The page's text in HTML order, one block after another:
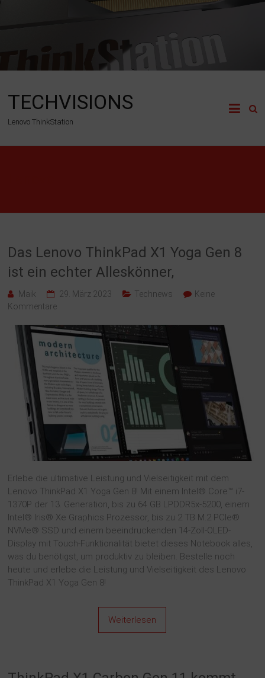
TECHVISIONS
Lenovo ThinkStation
Das Lenovo ThinkPad X1 Yoga Gen 8
ist ein echter Alleskönner,
Maik 29. März 2023 Technews
Keine
Kommentare
Erlebe die ultimative Leistung und Vielseitigkeit mit dem
Lenovo ThinkPad X1 Yoga Gen 8! Mit einem Intel® Core™ i7-
1370P der 13. Generation, bis zu 64 GB LPDDR5x-5200, einem
Intel® Iris® Xe Graphics Prozessor, bis zu 2 TB M.2 PCIe®
NVMe® SSD und einem beeindruckenden 14-Zoll-OLED-
Display mit Touch-Funktionalität bietet dieses Notebook alles,
was du benötigst, um produktiv zu bleiben. Bestelle noch
heute und erlebe die Leistung und Vielseitigkeit des Lenovo
ThinkPad X1 Yoga Gen 8!
Weiterlesen